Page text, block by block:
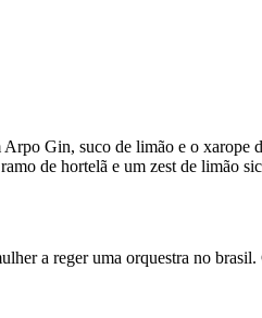
Gin, suco de limão e o
de hortelã e um zest de limão
a reger uma orquestra no